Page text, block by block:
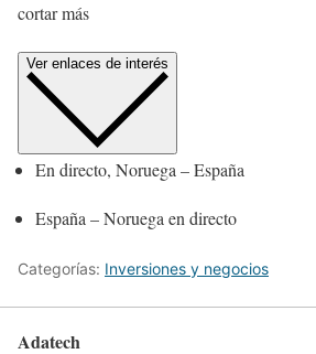
cortar más
Ver enlaces de interés
En directo, Noruega – España
España – Noruega en directo
Categorías: Inversiones y negocios
Adatech